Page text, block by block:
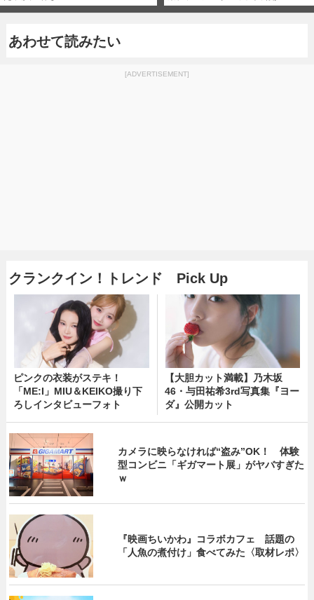
あわせて読みたい
[ADVERTISEMENT]
クランクイン！トレンド Pick Up
ピンクの衣装がステキ！
「ME:I」MIU＆KEIKO撮り下
ろしインタビューフォト
【大胆カット満載】乃木坂
46・与田祐希3rd写真集『ヨー
ダ』公開カット
カメラに映らなければ“盗み”OK！ 体験
型コンビニ「ギガマート展」がヤバすぎた
ｗ
『映画ちいかわ』コラボカフェ 話題の
「人魚の煮付け」食べてみた〈取材レポ〉